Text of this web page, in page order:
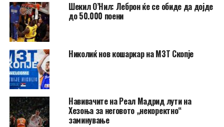
Шекил О’Нил: Леброн ќе се обиде да дојде
до 50.000 поени
Николиќ нов кошаркар на МЗТ Скопје
Навивачите на Реал Мадрид лути на
Хезоња за неговото „некоректно“
заминување